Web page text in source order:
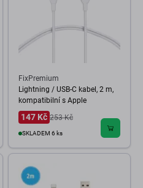
FixPremium
Lightning / USB-C kabel, 2 m,
kompatibilní s Apple
147 Kč 253 Kč
SKLADEM 6 ks